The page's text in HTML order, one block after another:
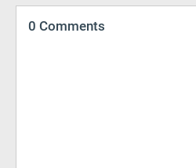
0 Comments